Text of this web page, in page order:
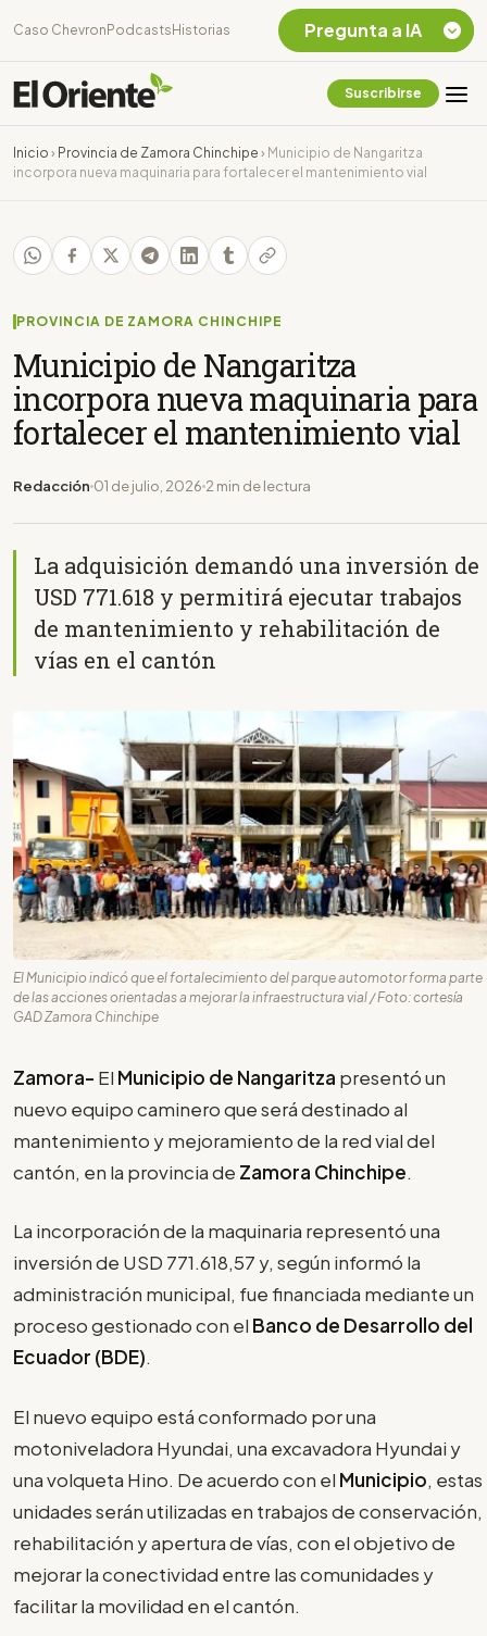
Caso Chevron Podcasts Historias
Suscribirse
Inicio › Provincia de Zamora Chinchipe › Municipio de Nangaritza
incorpora nueva maquinaria para fortalecer el mantenimiento vial
PROVINCIA DE ZAMORA CHINCHIPE
Municipio de Nangaritza
incorpora nueva maquinaria para
fortalecer el mantenimiento vial
Redacción 01 de julio, 2026 2 min de lectura
La adquisición demandó una inversión de
USD 771.618 y permitirá ejecutar trabajos
de mantenimiento y rehabilitación de
vías en el cantón
El Municipio indicó que el fortalecimiento del parque automotor forma parte
de las acciones orientadas a mejorar la infraestructura vial / Foto: cortesía
GAD Zamora Chinchipe
Zamora- El Municipio de Nangaritza presentó un
nuevo equipo caminero que será destinado al
mantenimiento y mejoramiento de la red vial del
cantón, en la provincia de Zamora Chinchipe.
La incorporación de la maquinaria representó una
inversión de USD 771.618,57 y, según informó la
administración municipal, fue financiada mediante un
proceso gestionado con el Banco de Desarrollo del
Ecuador (BDE).
El nuevo equipo está conformado por una
motoniveladora Hyundai, una excavadora Hyundai y
una volqueta Hino. De acuerdo con el Municipio, estas
unidades serán utilizadas en trabajos de conservación,
rehabilitación y apertura de vías, con el objetivo de
mejorar la conectividad entre las comunidades y
facilitar la movilidad en el cantón.
Pregunta a IA
Chevron Ecuador